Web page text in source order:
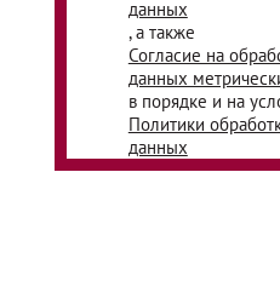
данных
, а также
Согласие на
данных
в порядке и на
Политики
данных